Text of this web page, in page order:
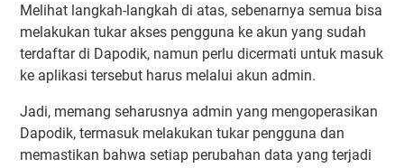
Melihat langkah-langkah di atas, sebenarnya semua bisa
melakukan tukar akses pengguna ke akun yang sudah
terdaftar di Dapodik, namun perlu dicermati untuk masuk
ke aplikasi tersebut harus melalui akun admin.
Jadi, memang seharusnya admin yang mengoperasikan
Dapodik, termasuk melakukan tukar pengguna dan
memastikan bahwa setiap perubahan data yang terjadi